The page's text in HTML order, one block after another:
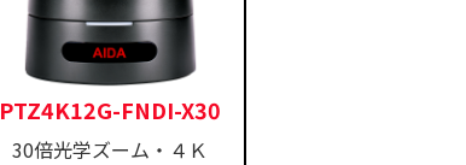
PTZ4K12G-FNDI-X30
30倍光学ズーム・４Ｋ